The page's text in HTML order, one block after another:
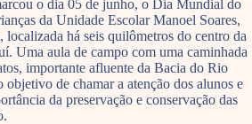
o dia 05 de junho, o Dia Mundial do
da Unidade Escolar Manoel Soares,
localizada há seis quilômetros do centro da
Uma aula de campo com uma caminhada
importante afluente da Bacia do Rio
de chamar a atenção dos alunos e
da preservação e conservação das